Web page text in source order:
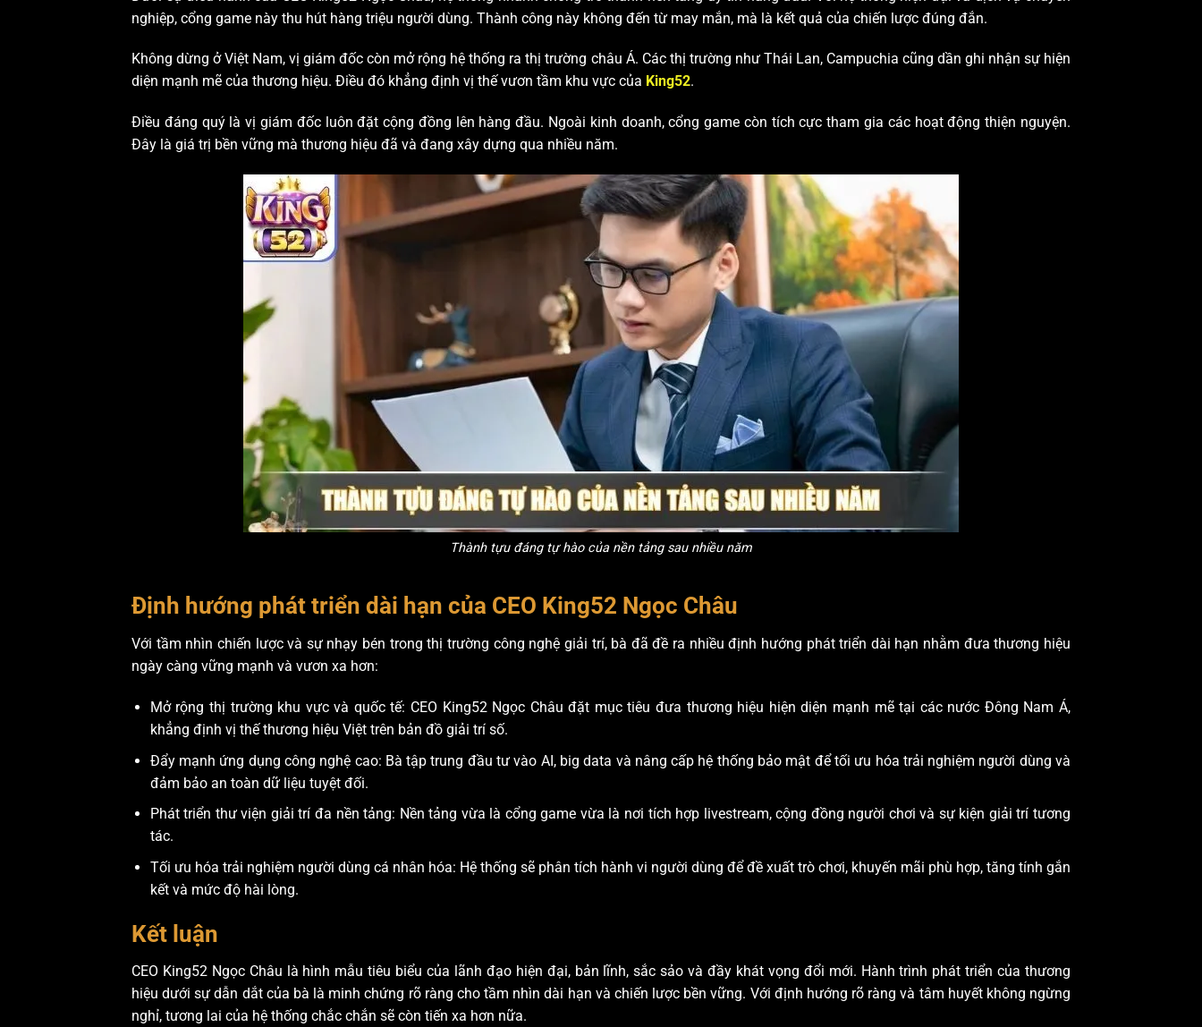
nghiệp, cổng game này thu hút hàng triệu người dùng. Thành công này không đến từ may mắn, mà là kết quả của chiến lược đúng đắn.
Không dừng ở Việt Nam, vị giám đốc còn mở rộng hệ thống ra thị trường châu Á. Các thị trường như Thái Lan, Campuchia cũng dần ghi nhận sự hiện
diện mạnh mẽ của thương hiệu. Điều đó khẳng định vị thế vươn tầm khu vực của King52.
Điều đáng quý là vị giám đốc luôn đặt cộng đồng lên hàng đầu. Ngoài kinh doanh, cổng game còn tích cực tham gia các hoạt động thiện nguyện.
Đây là giá trị bền vững mà thương hiệu đã và đang xây dựng qua nhiều năm.
Thành tựu đáng tự hào của nền tảng sau nhiều năm
Định hướng phát triển dài hạn của CEO King52 Ngọc Châu
Với tầm nhìn chiến lược và sự nhạy bén trong thị trường công nghệ giải trí, bà đã đề ra nhiều định hướng phát triển dài hạn nhằm đưa thương hiệu
ngày càng vững mạnh và vươn xa hơn:
Mở rộng thị trường khu vực và quốc tế: CEO King52 Ngọc Châu đặt mục tiêu đưa thương hiệu hiện diện mạnh mẽ tại các nước Đông Nam Á,
khẳng định vị thế thương hiệu Việt trên bản đồ giải trí số.
Đẩy mạnh ứng dụng công nghệ cao: Bà tập trung đầu tư vào AI, big data và nâng cấp hệ thống bảo mật để tối ưu hóa trải nghiệm người dùng và
đảm bảo an toàn dữ liệu tuyệt đối.
Phát triển thư viện giải trí đa nền tảng: Nền tảng vừa là cổng game vừa là nơi tích hợp livestream, cộng đồng người chơi và sự kiện giải trí tương
tác.
Tối ưu hóa trải nghiệm người dùng cá nhân hóa: Hệ thống sẽ phân tích hành vi người dùng để đề xuất trò chơi, khuyến mãi phù hợp, tăng tính gắn
kết và mức độ hài lòng.
Kết luận
CEO King52 Ngọc Châu là hình mẫu tiêu biểu của lãnh đạo hiện đại, bản lĩnh, sắc sảo và đầy khát vọng đổi mới. Hành trình phát triển của thương
hiệu dưới sự dẫn dắt của bà là minh chứng rõ ràng cho tầm nhìn dài hạn và chiến lược bền vững. Với định hướng rõ ràng và tâm huyết không ngừng
nghỉ, tương lai của hệ thống chắc chắn sẽ còn tiến xa hơn nữa.